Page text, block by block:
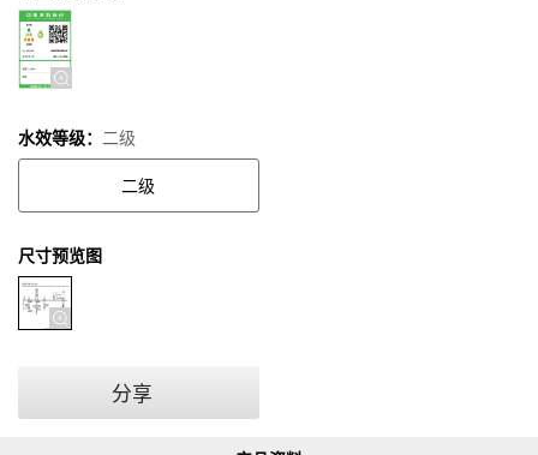
水效等级： 二级
二级
尺寸预览图
分享